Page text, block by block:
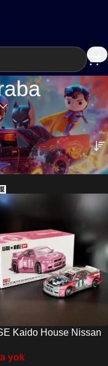
1-24 arası gösteriliyor
Kaido House Nissan
FACTORY V1 128
yok